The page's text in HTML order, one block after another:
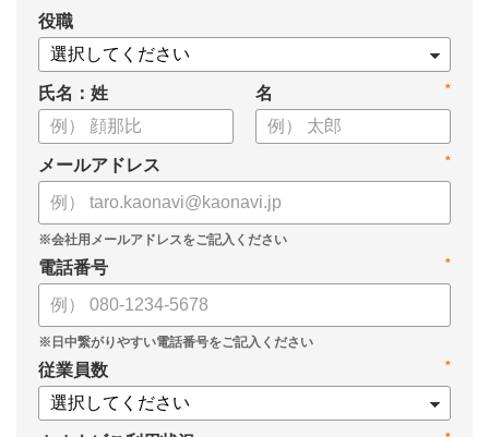
・人材の見える化や評価制度連動など、実務対応のポイント
・カオナビを活用した組織マネジメントの底上げ
役職
氏名：姓 *
名
*
メールアドレス
*
電話番号
*
従業員数